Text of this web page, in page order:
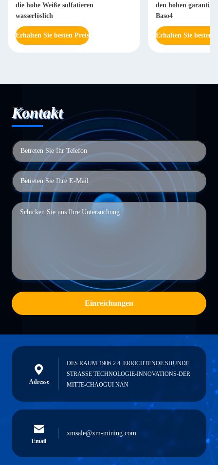
die hohe Weiße sulfatieren
wasserlöslich
Erhalten Sie besten Preis
den hohen
Baso4
Erhalten Sie besten
Kontakt
Einreichungen
Adresse
DES RAUM-1906-2 4. ERRICHTENDE SHUNDE
STRASSE TECHNOLOGIE-INNOVATIONS-DER
MITTE-CHAOGUI NAN
Email
xmsale@xm-mining.com